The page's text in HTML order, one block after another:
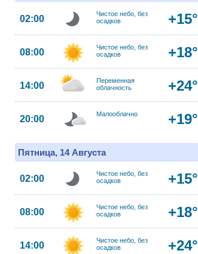
02:00
Чистое небо, без
осадков
+15°
08:00
Чистое небо, без
осадков
+18°
14:00
Переменная
облачность
+24°
20:00 Малооблачно +19°
Пятница, 14 Августа
02:00
Чистое небо, без
осадков
+15°
08:00
Чистое небо, без
осадков
+18°
14:00
Чистое небо, без
осадков
+24°